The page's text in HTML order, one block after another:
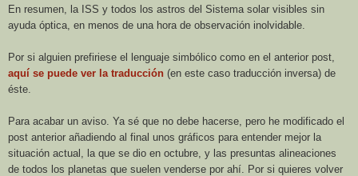
En resumen,
la ISS y todos los astros del Sistema solar visibles sin
ayuda óptica, en menos de una hora de observación inolvidable.
Por si alguien prefiriese el lenguaje simbólico como en el anterior post,
aquí se puede ver la traducción (en este caso traducción inversa) de
éste.
Para acabar un aviso. Ya sé que no debe hacerse, pero he modificado el
post anterior añadiendo al final unos gráficos para entender mejor la
situación actual, la que se dio en octubre, y las presuntas alineaciones
de todos los planetas que suelen venderse por ahí. Por si quieres volver